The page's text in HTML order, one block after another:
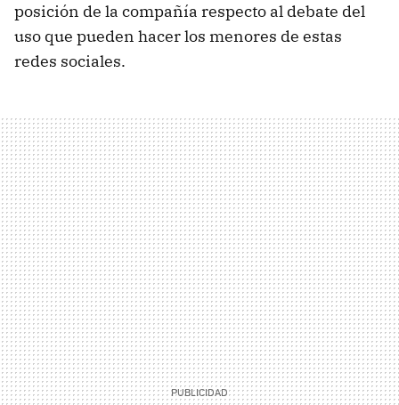
posición de la compañía respecto al debate del
uso que pueden hacer los menores de estas
redes sociales.